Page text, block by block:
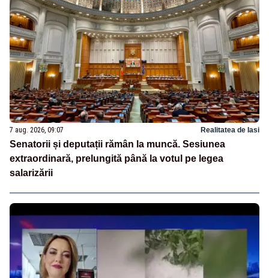
7 aug. 2026, 09:07 Realitatea de Iasi
Senatorii și deputații rămân la muncă. Sesiunea
extraordinară, prelungită până la votul pe legea
salarizării